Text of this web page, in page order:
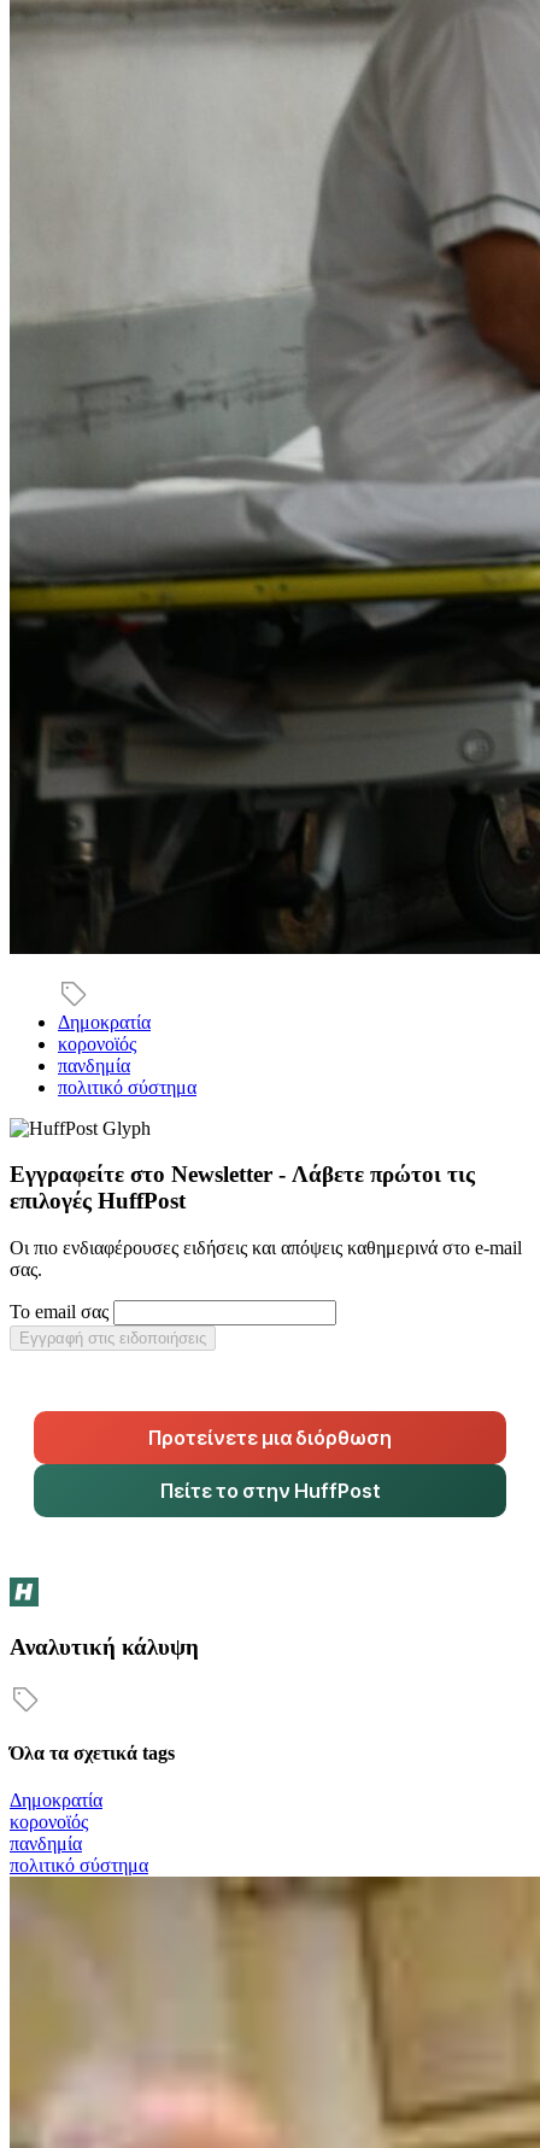
Δημοκρατία
κορονοϊός
πανδημία
πολιτικό σύστημα
Εγγραφείτε στο Newsletter - Λάβετε πρώτοι τις
επιλογές HuffPost
Οι πιο ενδιαφέρουσες ειδήσεις και απόψεις καθημερινά στο e-mail
σας.
Το email σας
Εγγραφή στις ειδοποιήσεις
Προτείνετε μια διόρθωση
Πείτε το στην HuffPost
Αναλυτική κάλυψη
Όλα τα σχετικά tags
Δημοκρατία
κορονοϊός
πανδημία
πολιτικό σύστημα